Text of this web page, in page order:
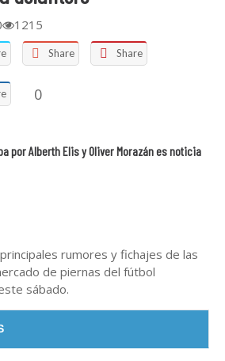
a un terrorist...
1215
Share Share
0
por Alberth Elis y Oliver Morazán es noticia
rumores y fichajes de las
de piernas del fútbol
sábado.